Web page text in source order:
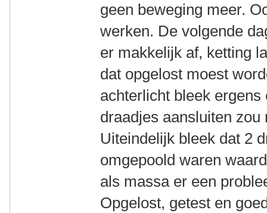
geen beweging meer.
werken. De volgende
er makkelijk af, ketting
dat opgelost moest
achterlicht bleek
draadjes aansluiten
Uiteindelijk bleek dat 2
omgepoold waren
als massa er een
Opgelost, getest en